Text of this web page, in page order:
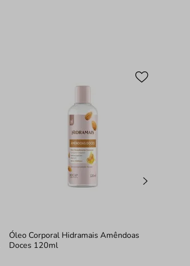
Óleo Corporal Hidramais Amêndoas
Doces 120ml